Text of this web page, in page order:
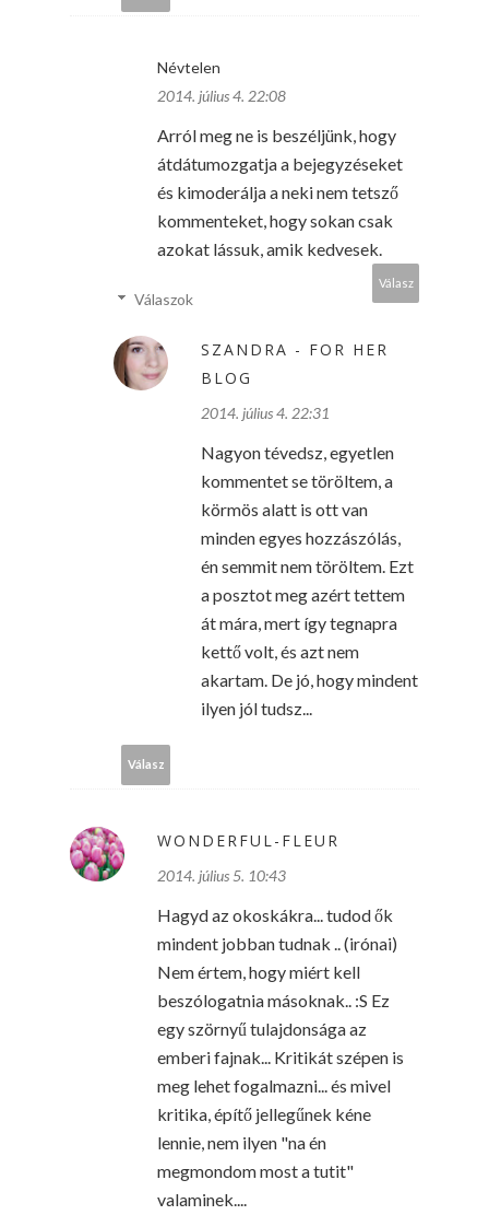
Névtelen
2014. július 4. 22:08
Arról meg ne is beszéljünk, hogy
átdátumozgatja a bejegyzéseket
és kimoderálja a neki nem tetsző
kommenteket, hogy sokan csak
azokat lássuk, amik kedvesek.
Válasz
Válaszok
SZANDRA - FOR HER
BLOG
2014. július 4. 22:31
Nagyon tévedsz, egyetlen
kommentet se töröltem, a
körmös alatt is ott van
minden egyes hozzászólás,
én semmit nem töröltem. Ezt
a posztot meg azért tettem
át mára, mert így tegnapra
kettő volt, és azt nem
akartam. De jó, hogy mindent
ilyen jól tudsz...
Válasz
WONDERFUL-FLEUR
2014. július 5. 10:43
Hagyd az okoskákra... tudod ők
mindent jobban tudnak .. (irónai)
Nem értem, hogy miért kell
beszólogatnia másoknak.. :S Ez
egy szörnyű tulajdonsága az
emberi fajnak... Kritikát szépen is
meg lehet fogalmazni... és mivel
kritika, építő jellegűnek kéne
lennie, nem ilyen "na én
megmondom most a tutit"
valaminek....